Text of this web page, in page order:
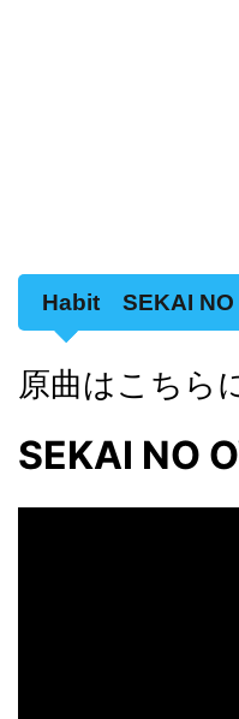
Habit SEKAI
原曲はこちら
SEKAI NO